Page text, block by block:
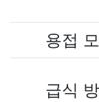
용접
급식